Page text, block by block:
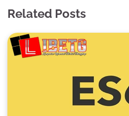
Related Posts